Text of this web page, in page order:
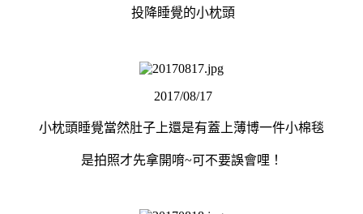
投降睡覺的小枕頭
2017/08/17
小枕頭睡覺當然肚子上還是有蓋上薄博一件小棉毯
是拍照才先拿開唷~可不要誤會哩！